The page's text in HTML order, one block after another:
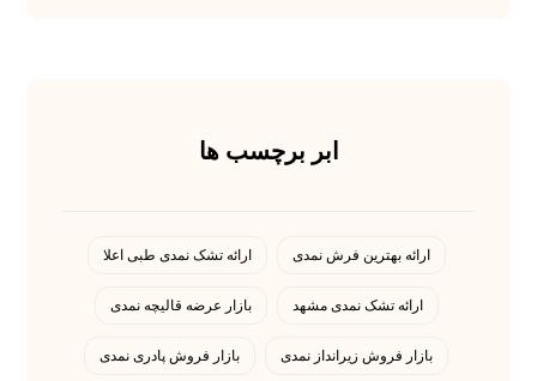
ابر برچسب ها
ارائه بهترین فرش نمدی ارائه تشک نمدی طبی اعلا
ارائه تشک نمدی مشهد بازار عرضه قالیچه نمدی
بازار فروش زیرانداز نمدی بازار فروش پادری نمدی